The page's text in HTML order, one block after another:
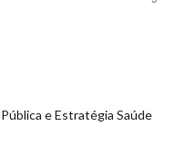
e Estratégia Saúde